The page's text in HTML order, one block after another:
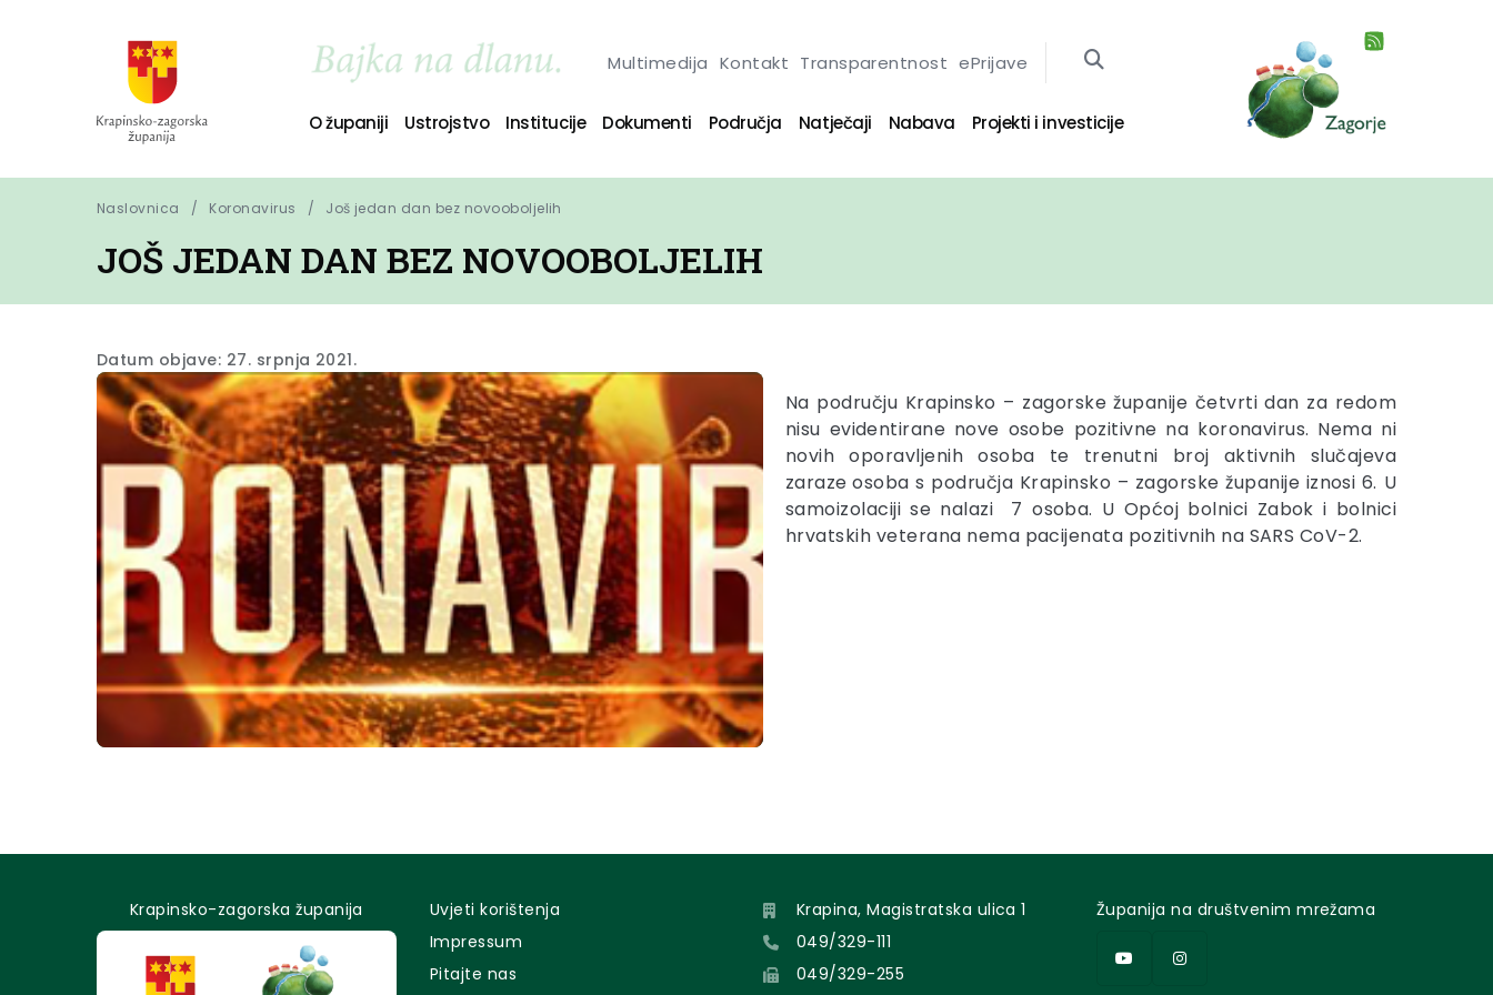
Multimedija Kontakt Transparentnost ePrijave
O županiji Ustrojstvo Institucije Dokumenti Područja Natječaji Nabava Projekti i investicije
Naslovnica Koronavirus Još jedan dan bez novooboljelih
JOŠ JEDAN DAN BEZ NOVOOBOLJELIH
Datum objave: 27. srpnja 2021.
Na području Krapinsko – zagorske županije četvrti dan za redom
nisu evidentirane nove osobe pozitivne na koronavirus. Nema ni
novih oporavljenih osoba te trenutni broj aktivnih slučajeva
zaraze osoba s područja Krapinsko – zagorske županije iznosi 6. U
samoizolaciji se nalazi 7 osoba. U Općoj bolnici Zabok i bolnici
hrvatskih veterana nema pacijenata pozitivnih na SARS CoV-2.
Krapinsko-zagorska županija
Uvjeti korištenja
Impressum
Pitajte nas
Krapina, Magistratska ulica 1
049/329-111
049/329-255
Županija na društvenim mrežama